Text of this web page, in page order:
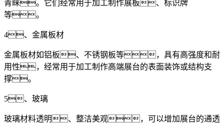
青睐。它们经常用于加工制作展板、标识牌
等。
4、金属板材
金属板材如铝板、不锈钢板等，具有高强度和耐
用性，经常用于加工制作高端展台的表面装饰或结构支
撑。
5、玻璃
玻璃材料透明、整洁美观，可以增加展台的通透